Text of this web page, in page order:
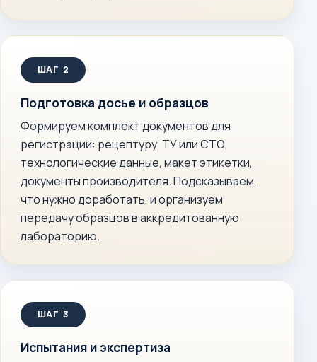
Подготовка досье и образцов
Формируем комплект документов для
регистрации: рецептуру, ТУ или СТО,
технологические данные, макет этикетки,
документы производителя. Подсказываем,
что нужно доработать, и организуем
передачу образцов в аккредитованную
лабораторию.
Испытания и экспертиза